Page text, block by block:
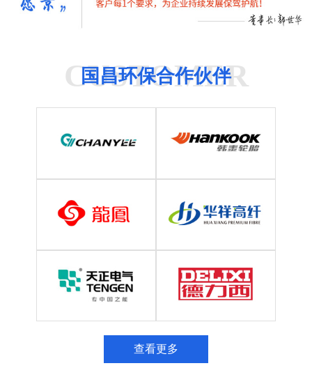
CUSTOMER
国昌环保合作伙伴
查看更多